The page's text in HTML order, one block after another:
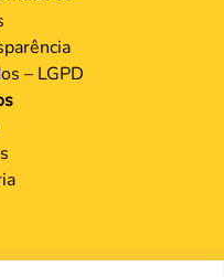
– LGPD